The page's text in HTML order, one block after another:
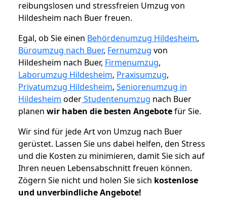
reibungslosen und stressfreien Umzug von
Hildesheim nach Buer freuen.
Egal, ob Sie einen Behördenumzug Hildesheim,
Büroumzug nach Buer, Fernumzug von
Hildesheim nach Buer, Firmenumzug,
Laborumzug Hildesheim, Praxisumzug,
Privatumzug Hildesheim, Seniorenumzug in
Hildesheim oderStudentenumzug nach Buer
planen wir haben die besten Angebotefür Sie.
Wir sind für jede Art von Umzug nach Buer
gerüstet. Lassen Sie uns dabei helfen, den Stress
und die Kosten zu minimieren, damit Sie sich auf
Ihren neuen Lebensabschnitt freuen können.
Zögern Sie nicht und holen Sie sich kostenlose
und unverbindliche Angebote!